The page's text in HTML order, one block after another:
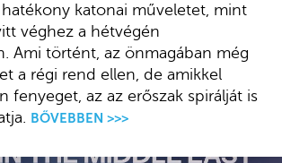
katonai műveletet, mint
véghez a hétvégén
Ami történt, az önmagában még
a régi rend ellen, de amikkel
fenyeget, az az erőszak spirálját is
BŐVEBBEN >>>